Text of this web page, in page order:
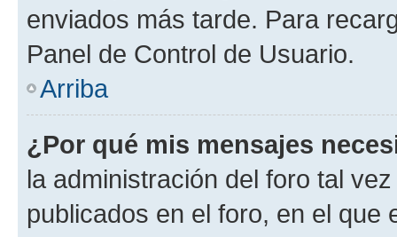
enviados más tarde. Para
Panel de Control de Usuario.
Arriba
¿Por qué mis mensajes
la administración del foro tal
publicados en el foro, en el